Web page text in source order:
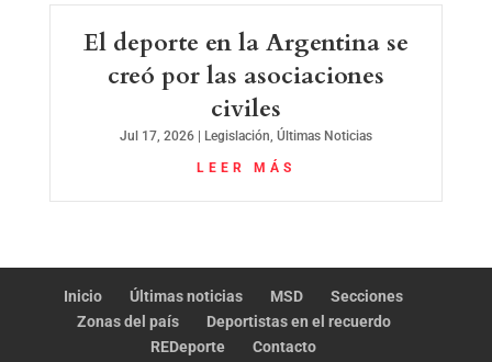
El deporte en la Argentina se
creó por las asociaciones
civiles
Jul 17, 2026| Legislación Últimas Noticias
LEER MÁS
Inicio Últimas noticias MSD
Secciones
Zonas del país
Deportistas en el recuerdo
REDeporte
Contacto